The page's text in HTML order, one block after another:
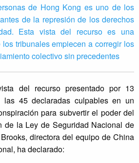
de Hong Kong es uno de los
de la represión de los derechos
Esta vista del recurso es una
tribunales empiecen a corregir los
colectivo sin precedentes
del recurso presentado por 13
45 declaradas culpables en un
para subvertir el poder del
de la Ley de Seguridad Nacional de
directora del equipo de China
ha declarado: